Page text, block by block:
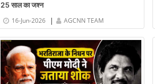
25 साल का जश्न
16-Jun-2026
| AGCNN TEAM